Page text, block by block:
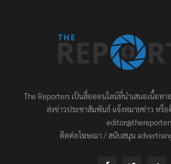
The Reporters เป็นสื่อออนไลน์ที่นำเสนอเนื้อหา
ส่งข่าวประชาสัมพันธ์ แจ้งหมายข่าว หรื
ติดต่อโฆษณา / สนับสนุน